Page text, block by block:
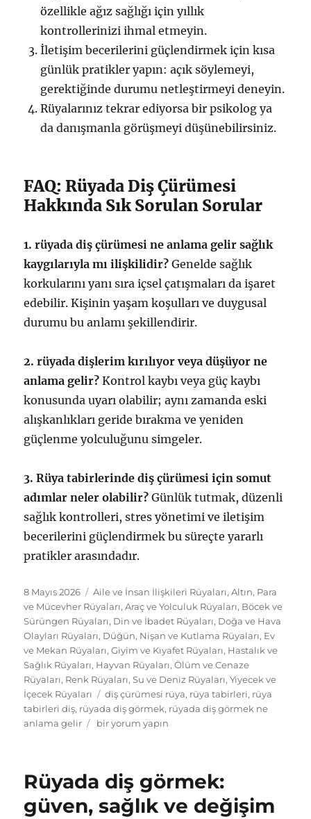
özellikle ağız sağlığı için yıllık
kontrollerinizi ihmal etmeyin.
İletişim becerilerini güçlendirmek için kısa
günlük pratikler yapın: açık söylemeyi,
gerektiğinde durumu netleştirmeyi deneyin.
Rüyalarınız tekrar ediyorsa bir psikolog ya
da danışmanla görüşmeyi düşünebilirsiniz.
FAQ: Rüyada Diş Çürümesi
Hakkında Sık Sorulan Sorular
1. rüyada diş çürümesi ne anlama gelir sağlık
kaygılarıyla mı ilişkilidir? Genelde sağlık
korkularını yanı sıra içsel çatışmaları da işaret
edebilir. Kişinin yaşam koşulları ve duygusal
durumu bu anlamı şekillendirir.
2. rüyada dişlerim kırılıyor veya düşüyor ne
anlama gelir? Kontrol kaybı veya güç kaybı
konusunda uyarı olabilir; aynı zamanda eski
alışkanlıkları geride bırakma ve yeniden
güçlenme yolculuğunu simgeler.
3. Rüya tabirlerinde diş çürümesi için somut
adımlar neler olabilir? Günlük tutmak, düzenli
sağlık kontrolleri, stres yönetimi ve iletişim
becerilerini güçlendirmek bu süreçte yararlı
pratikler arasındadır.
Yayın
tarihi
8 Mayıs 2026 Kategoriler
Aile ve İnsan İlişkileri Rüyaları,Altın, Para
ve Mücevher Rüyaları,Araç ve Yolculuk Rüyaları, Böcek ve
Sürüngen Rüyaları, Din ve İbadet Rüyaları, Doğa ve Hava
Olayları Rüyaları, Düğün, Nişan ve Kutlama Rüyaları, Ev
ve Mekan Rüyaları,Giyim ve Kıyafet Rüyaları, Hastalık ve
Sağlık Rüyaları, Hayvan Rüyaları,Ölüm ve Cenaze
Rüyaları, Renk Rüyaları,Su ve Deniz Rüyaları,Yiyecek ve
İçecek Rüyaları
Etiketler
diş çürümesi rüya, rüya tabirleri, rüya
tabirleri diş, rüyada diş görmek, rüyada diş görmek ne
anlama gelir
Rüyada
Anlama
Sağlık
bir yorum yapın
Rüyada diş görmek:
güven, sağlık ve değişim